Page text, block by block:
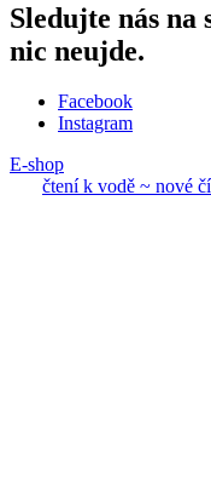
Sledujte nás
nic neujde.
Facebook
Instagram
E-shop
čtení k vodě ~ nové